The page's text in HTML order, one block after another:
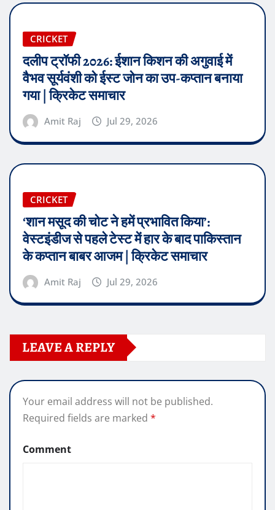
CRICKET
दलीप ट्रॉफी 2026: ईशान किशन की अगुवाई में
वैभव सूर्यवंशी को ईस्ट जोन का उप-कप्तान बनाया
गया | क्रिकेट समाचार
Amit Raj Jul 29, 2026
CRICKET
‘शान मसूद की चोट ने हमें प्रभावित किया’:
वेस्टइंडीज से पहले टेस्ट में हार के बाद पाकिस्तान
के कप्तान बाबर आजम | क्रिकेट समाचार
Amit Raj Jul 29, 2026
LEAVE A REPLY
Your email address will not be published.
Required fields are marked *
Comment